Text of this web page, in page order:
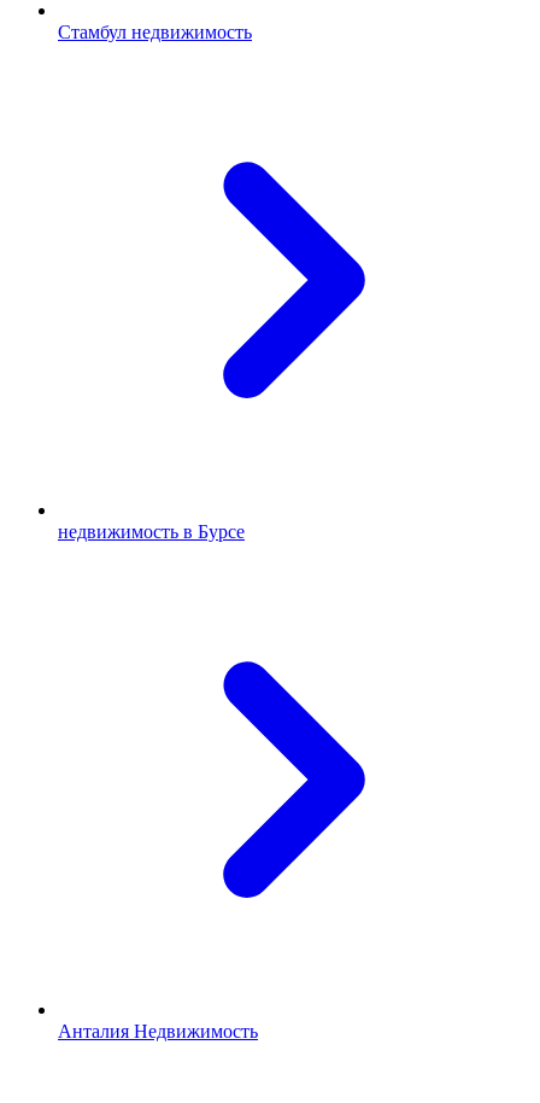
Стамбул недвижимость
недвижимость в Бурсе
Анталия Недвижимость